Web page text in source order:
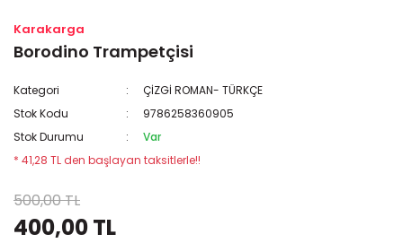
Karakarga
Borodino Trampetçisi
Kategori
ÇİZGİ ROMAN- TÜRKÇE
Stok Kodu
9786258360905
Stok Durumu
Var
* 41,28 TL den başlayan taksitlerle!!
500,00 TL
400,00 TL